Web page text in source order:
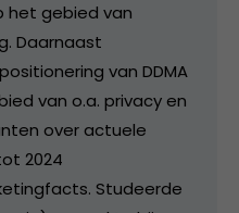
het gebied van
Daarnaast
van DDMA
van o.a. privacy en
over actuele
2024
Studeerde